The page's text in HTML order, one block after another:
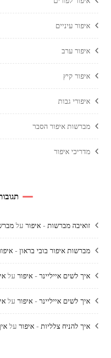
איפור עיניים
איפור ערב
איפור קיץ
איפורי גבות
מברשות איפור הסבר
מדריכי איפור
זואיבה מברשות - איפור על
מברשות איפור בובי בראון -
איך לשים אייליינר - איפור על
איך לשים אייליינר - איפור על
איך להניח צלליות - איפור על